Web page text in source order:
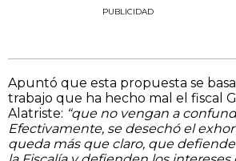
PUBLICIDAD
Apuntó que esta propuesta se
trabajo que ha hecho mal el fiscal
Alatriste: “que no vengan a
Efectivamente, se desechó el
queda más que claro, que